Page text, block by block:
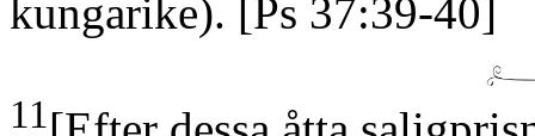
kungarike). [Ps 37:39-40]
11